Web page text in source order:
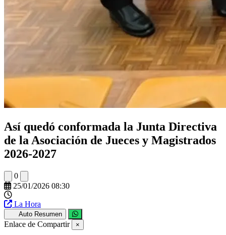
Así quedó conformada la Junta Directiva
de la Asociación de Jueces y Magistrados
2026-2027
0
25/01/2026 08:30
La Hora
Auto Resumen
Enlace de Compartir ×